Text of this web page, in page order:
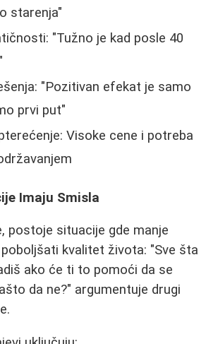
starenja"
"Tužno je kad posle 40
"Pozitivan efekat je samo
prvi put"
Visoke cene i potreba
Imaju Smisla
postoje situacije gde manje
kvalitet života: "Sve šta
ako će ti to pomoći da se
da ne?" argumentuje drugi